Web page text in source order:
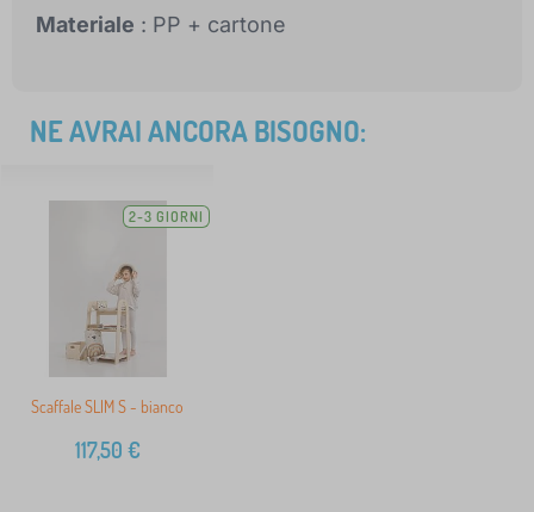
Materiale : PP + cartone
NE AVRAI ANCORA BISOGNO:
2-3 GIORNI
Scaffale SLIM S - bianco
117,50 €